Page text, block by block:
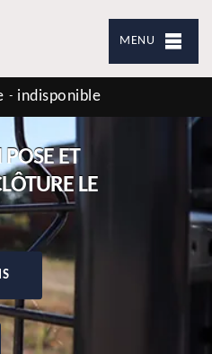
MENU
- indisponible
ET
LE